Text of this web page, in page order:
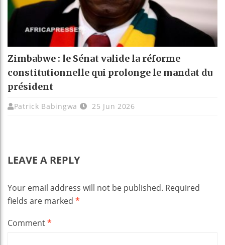
Zimbabwe : le Sénat valide la réforme
constitutionnelle qui prolonge le mandat du
président
Patrick Babingwa 25 Jun 2026
LEAVE A REPLY
Your email address will not be published. Required
fields are marked *
Comment*